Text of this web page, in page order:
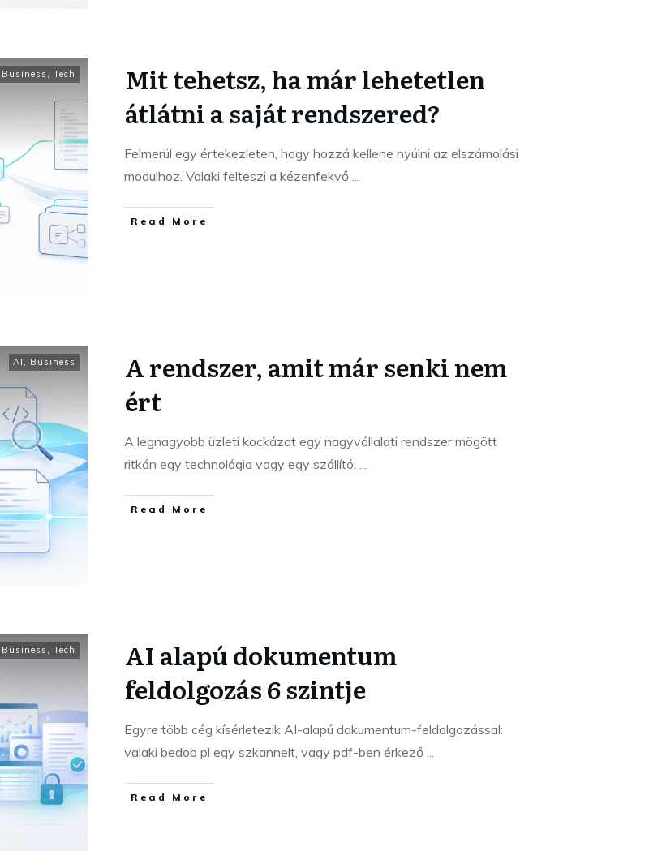
Business , Tech
Mit tehetsz, ha már lehetetlen
átlátni a saját rendszered?
Felmerül egy értekezleten, hogy hozzá kellene nyúlni az elszámolási
modulhoz. Valaki felteszi a kézenfekvő ...
Read More
AI , Business
A rendszer, amit már senki nem
ért
A legnagyobb üzleti kockázat egy nagyvállalati rendszer mögött
ritkán egy technológia vagy egy szállító. ...
Read More
Business , Tech
AI alapú dokumentum
feldolgozás 6 szintje
Egyre több cég kísérletezik AI-alapú dokumentum-feldolgozással:
valaki bedob pl egy szkannelt, vagy pdf-ben érkező ...
Read More